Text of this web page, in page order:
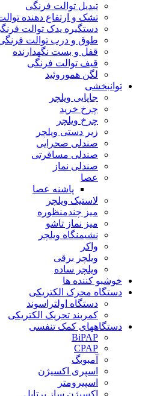
تبدیل توالت فرنگی
تشک و ارتفاع دهنده
دستگیره یدک توالت
طوق و درب توالت
قفل و بست نگهدارنده
قیف توالت فرنگی
لگن هموروئید
توانبخشی
جاپایی ویلچر
چرخ خرید
چرخ ویلچر
زیر دستی ویلچر
صندلی صحرایی
صندلی مسافرتی
صندلی نماز
عصا
پاشنه عصا
لاستیک ویلچر
میز چندمنظوره
میز نماز تاشو
نشیمنگاه ویلچر
واکر
ویلچر برقی
ویلچر ساده
خوشبو کننده ها
دستگاه محرک الکتریکی
دستگاه اولتراسوند
کمربند تحریک الکتریکی
دستگاههای کمک تنفسی
BiPAP
CPAP
آمبوبگ
اسپری اکسیژن
اسپیرومتر
اکسیژن ساز پرتابل